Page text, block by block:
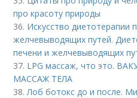
про красоту природы
36. Искусство диетотерапии
желчевыводящих путей.
печени и желчевыводящих
37. LPG массаж, что это.
МАССАЖ ТЕЛА
38.Лоб ботокс до и после.